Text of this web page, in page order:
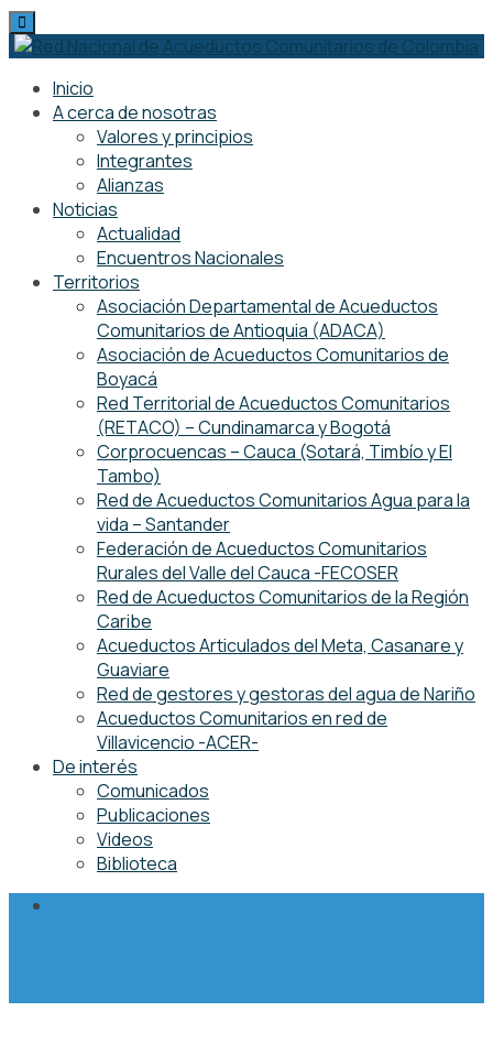
Skip
to
Inicio
A cerca de nosotras
Valores y principios
Integrantes
Alianzas
Noticias
Actualidad
Encuentros Nacionales
Territorios
Asociación Departamental de Acueductos
Comunitarios de Antioquia (ADACA)
Asociación de Acueductos Comunitarios de
Boyacá
Red Territorial de Acueductos Comunitarios
(RETACO) – Cundinamarca y Bogotá
Corprocuencas – Cauca (Sotará, Timbío y El
Tambo)
Red de Acueductos Comunitarios Agua para la
vida – Santander
Federación de Acueductos Comunitarios
Rurales del Valle del Cauca -FECOSER
Red de Acueductos Comunitarios de la Región
Caribe
Acueductos Articulados del Meta, Casanare y
Guaviare
Red de gestores y gestoras del agua de Nariño
Acueductos Comunitarios en red de
Villavicencio -ACER-
De interés
Comunicados
Publicaciones
Videos
Biblioteca